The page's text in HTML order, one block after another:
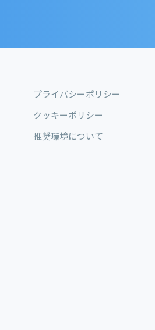
プライバシーポリシー
クッキーポリシー
推奨環境について